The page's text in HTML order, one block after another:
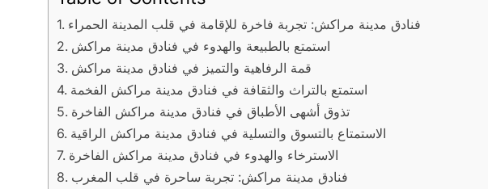
فنادق مدينة مراكش: تجربة فاخرة للإقامة في قلب المدينة الحمراء
استمتع بالطبيعة والهدوء في فنادق مدينة مراكش
قمة الرفاهية والتميز في فنادق مدينة مراكش
استمتع بالتراث والثقافة في فنادق مدينة مراكش الفخمة
تذوق أشهى الأطباق في فنادق مدينة مراكش الفاخرة
الاستمتاع بالتسوق والتسلية في فنادق مدينة مراكش الراقية
الاسترخاء والهدوء في فنادق مدينة مراكش الفاخرة
فنادق مدينة مراكش: تجربة ساحرة في قلب المغرب